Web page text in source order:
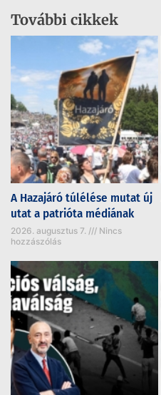
További cikkek
A Hazajáró túlélése mutat új
utat a patrióta médiának
2026. augusztus 7.
Nincs
hozzászólás